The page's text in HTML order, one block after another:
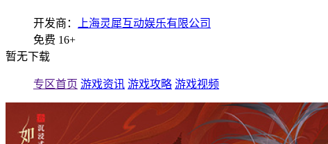
开发商：
上海灵犀互动娱乐有限公司
免费 16+
暂无下载
专区首页 游戏资讯 游戏攻略 游戏视频